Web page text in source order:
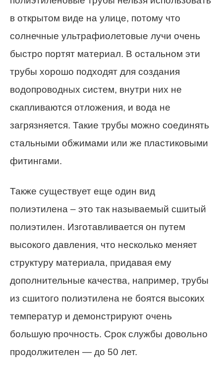
в открытом виде на улице, потому что
солнечные ультрафиолетовые лучи очень
быстро портят материал. В остальном эти
трубы хорошо подходят для создания
водопроводных систем, внутри них не
скапливаются отложения, и вода не
загрязняется. Такие трубы можно соединять
стальными обжимами или же пластиковыми
фитингами.
Также существует еще один вид
полиэтилена – это так называемый сшитый
полиэтилен. Изготавливается он путем
высокого давления, что несколько меняет
структуру материала, придавая ему
дополнительные качества, например, трубы
из сшитого полиэтилена не боятся высоких
температур и демонстрируют очень
большую прочность. Срок службы довольно
продолжителен — до 50 лет.